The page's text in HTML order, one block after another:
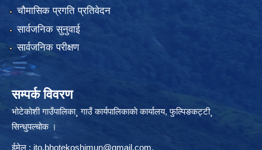
चौमासिक प्रगति प्रतिवेदन
सार्वजनिक सुनुवाई
सार्वजनिक परीक्षण
सम्पर्क विवरण
भोटेकोशी गाउँपालिका¸ गाउँ कार्यपालिकाकाे कार्यालय, फुल्पिङकट्टी¸
सिन्धुपल्चोक ।
ईमेल : ito.bhotekoshimun@gmail.com,